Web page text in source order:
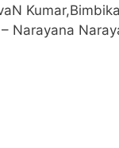
Narayana